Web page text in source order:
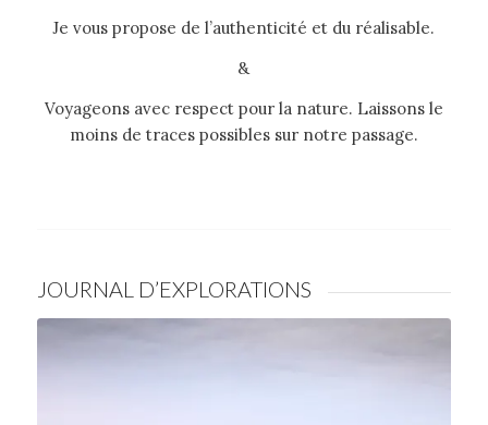
Je vous propose de l’authenticité et du réalisable.
&
Voyageons avec respect pour la nature. Laissons le
moins de traces possibles sur notre passage.
JOURNAL D’EXPLORATIONS